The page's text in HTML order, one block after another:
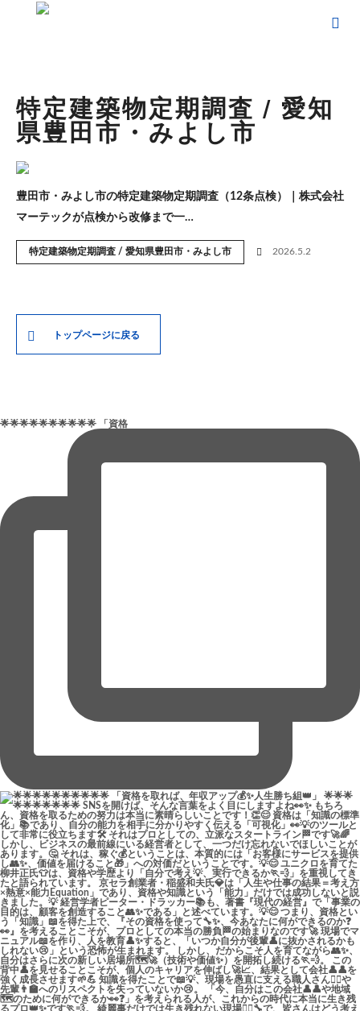
ホーム
特定建築物定期調査 / 愛知
県豊田市・みよし市
豊田市・みよし市の特定建築物定期調査（12条点検）｜株式会社
マーテックが点検から改修まで一…
特定建築物定期調査 / 愛知県豊田市・みよし市 2026.5.2
トップページに戻る
🌟🌟🌟🌟🌟🌟🌟🌟🌟🌟 「資格